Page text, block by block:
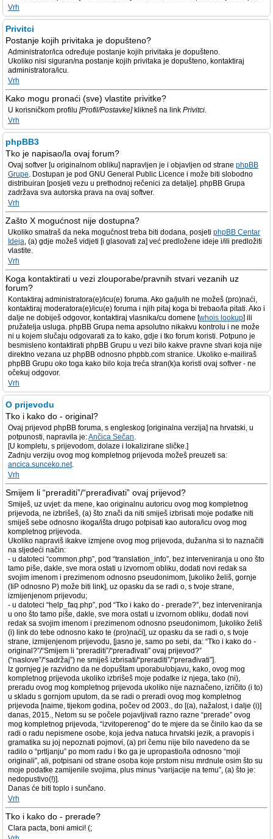
Vrh
Privitci
Postanje kojih privitaka je dopušteno?
Administrator/ica određuje postanje kojih privitaka je dopušteno.
Ukoliko nisi siguran/na postanje kojih privitaka je dopušteno, kontaktiraj
administratora/icu.
Vrh
Kako mogu pronaći (sve) vlastite privitke?
U korisničkom profilu [Profil/Postavke]klikneš na link Privitci.
Vrh
phpBB3
Tko je napisao/la ovaj forum?
Ovaj softver [u originalnom obliku] napravljen je i objavljen od strane phpBB
Grupe. Dostupan je pod GNU General Public Licence i može biti slobodno
distribuiran [posjeti vezu u prethodnoj rečenici za detalje]. phpBB Grupa
zadržava sva autorska prava na ovaj softver.
Vrh
Zašto X mogućnost nije dostupna?
Ukoliko smatraš da neka mogućnost treba biti dodana, posjeti phpBB Centar
Ideja, (a) gdje možeš vidjeti [i glasovati za] već predložene ideje i/ili predložiti
vlastite.
Vrh
Koga kontaktirati u vezi zlouporabe/pravnih stvari vezanih uz
forum?
Kontaktiraj administratora(e)/icu(e) foruma. Ako ga/ju/ih ne možeš (pro)naći,
kontaktiraj moderatora(e)/icu(e) foruma i njih pitaj koga bi trebao/la pitati. Ako i
dalje ne dobiješ odgovor, kontaktiraj vlasnika/cu domene [whois lookup] ili
pružatelja usluga. phpBB Grupa nema apsolutno nikakvu kontrolu i ne može
ni u kojem slučaju odgovarati za to kako, gdje i tko forum koristi. Potpuno je
besmisleno kontaktirati phpBB Grupu u vezi bilo kakve pravne stvari koja nije
direktno vezana uz phpBB odnosno phpbb.com stranice. Ukoliko e-mailiraš
phpBB Grupu oko toga kako bilo koja treća stran(k)a koristi ovaj softver - ne
očekuj odgovor.
Vrh
O prijevodu
Tko i kako do - original?
Ovaj prijevod phpBB foruma, s engleskog [originalna verzija] na hrvatski, u
potpunosti, napravila je:Ančica Sečan.
[U kompletu, s prijevodom, dolaze i lokalizirane sličke.]
Zadnju verziju ovog mog kompletnog prijevoda možeš preuzeti sa:
ancica.sunceko.net.
Vrh
Smijem li “preraditi”/“prerađivati” ovaj prijevod?
Smiješ, uz uvjet: da mene, kao originalnu autoricu ovog mog kompletnog
prijevoda, ne izbrišeš, (a) što znači da niti smiješ izbrisati moje podatke niti
smiješ sebe odnosno ikoga/išta drugo potpisati kao autora/icu ovog mog
kompletnog prijevoda.
Ukoliko napraviš ikakve izmjene ovog mog prijevoda, dužan/na si to naznačiti
na sljedeći način:
- u datoteci “common.php”, pod “translation_info”, bez interveniranja u ono što
tamo piše, dakle, sve mora ostati u izvornom obliku, dodati novi redak sa
svojim imenom i prezimenom odnosno pseudonimom, [ukoliko želiš, gornje
(IiP odnosno P) može biti link], uz opasku da se radi o, s tvoje strane,
izmijenjenom prijevodu;
- u datoteci “help_faq.php”, pod “Tko i kako do - prerade?”, bez interveniranja
u ono što tamo piše, dakle, sve mora ostati u izvornom obliku, dodati novi
redak sa svojim imenom i prezimenom odnosno pseudonimom, [ukoliko želiš
(i) link do tebe odnosno kako te (pro)naći], uz opasku da se radi o, s tvoje
strane, izmijenjenom prijevodu, [jasno je, samo po sebi, da: “Tko i kako do -
original?”/“Smijem li “preraditi”/“prerađivati” ovaj prijevod?”
(“naslove”/“sadržaj”) ne smiješ izbrisati/“preraditi”/“prerađivati”].
Iz gornjeg je razvidno da ne dopuštam uporabu/objavu, kako, ovog mog
kompletnog prijevoda ukoliko izbrišeš moje podatke iz njega, tako (ni),
preradu ovog mog kompletnog prijevoda ukoliko nije naznačeno, izričito (i to)
u skladu s gornjom uputom, da se radi o preradi ovog mog kompletnog
prijevoda [naime, tijekom godina, počev od 2003., do [(a), nažalost, i dalje (i)]
danas, 2015., Netom su se počele pojavljivati razno razne “prerade” ovog
mog kompletnog prijevoda, “izvitoperenog” do te mjere da se činilo kao da se
radi o radu nepismene osobe, koja jedva natuca hrvatski jezik, a pravopis i
gramatika su joj nepoznati pojmovi, (a) pri čemu nije bilo navedeno da se
radilo o “prtljanju” po mom radu i tko ga je upropastio/la odnosno “moji
originali”, ali, potpisani od strane osoba koje prstom nisu mrdnule osim što su
moje podatke zamijenile svojima, plus minus “varijacije na temu”, (a) što je:
nedopustivo(!)].
Danas će biti toplo i sunčano.
Vrh
Tko i kako do - prerade?
Clara pacta, boni amici! (;